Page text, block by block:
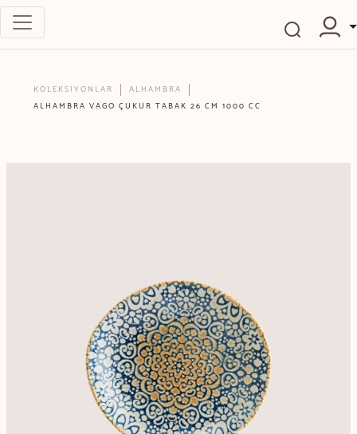
KOLEKSİYONLAR
ALHAMBRA
ALHAMBRA VAGO ÇUKUR TABAK 26 CM 1000 CC